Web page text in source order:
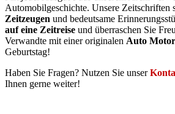
Automobilgeschichte. Unsere Zeitschriften
Zeitzeugen und bedeutsame
auf eine Zeitreise und überraschen Sie
Verwandte mit einer originalen Auto
Geburtstag!
Haben Sie Fragen? Nutzen Sie unser
Ihnen gerne weiter!